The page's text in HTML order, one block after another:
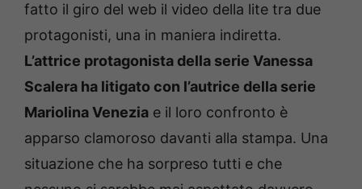
fatto il giro del web il video della lite tra due
protagonisti, una in maniera indiretta.
L’attrice protagonista della serie Vanessa
Scalera ha litigato con l’autrice della serie
Mariolina Venezia e il loro confronto è
apparso clamoroso davanti alla stampa. Una
situazione che ha sorpreso tutti e che